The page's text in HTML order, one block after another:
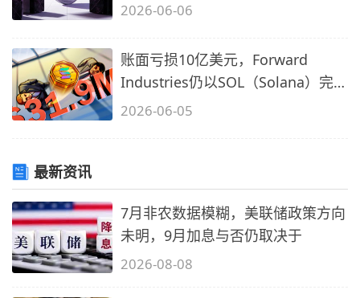
2026-06-06
账面亏损10亿美元，Forward
Industries仍以SOL（Solana）完
成3200万美
2026-06-05
最新资讯
7月非农数据模糊，美联储政策方向
未明，9月加息与否仍取决于
2026-08-08